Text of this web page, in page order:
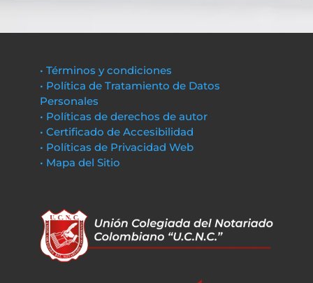
• Términos y condiciones
• Política de Tratamiento de Datos
Personales
• Políticas de derechos de autor
• Certificado de Accesibilidad
• Políticas de Privacidad Web
• Mapa del Sitio